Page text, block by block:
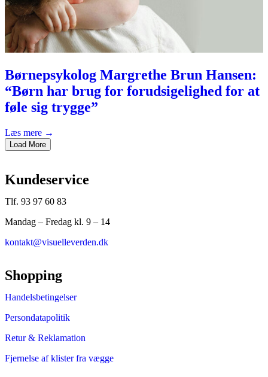
Børnepsykolog Margrethe Brun Hansen:
“Børn har brug for forudsigelighed for at
føle sig trygge”
Læs mere →
Load More
Kundeservice
Tlf. 93 97 60 83
Mandag – Fredag kl. 9 – 14
kontakt@visuelleverden.dk
Shopping
Handelsbetingelser
Persondatapolitik
Retur & Reklamation
Fjernelse af klister fra vægge